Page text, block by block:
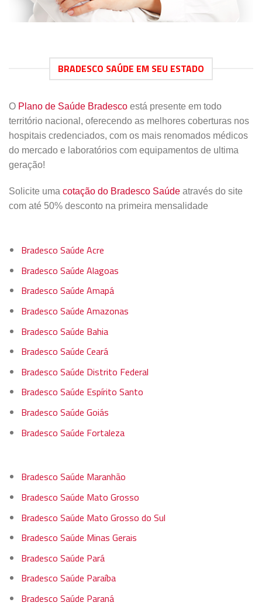
BRADESCO SAÚDE EM SEU ESTADO
O Plano de Saúde Bradesco está presente em todo
território nacional, oferecendo as melhores coberturas nos
hospitais credenciados, com os mais renomados médicos
do mercado e laboratórios com equipamentos de ultima
geração!
Solicite uma cotação do Bradesco Saúde através do site
com até 50% desconto na primeira mensalidade
Bradesco Saúde Acre
Bradesco Saúde Alagoas
Bradesco Saúde Amapá
Bradesco Saúde Amazonas
Bradesco Saúde Bahia
Bradesco Saúde Ceará
Bradesco Saúde Distrito Federal
Bradesco Saúde Espírito Santo
Bradesco Saúde Goiás
Bradesco Saúde Fortaleza
Bradesco Saúde Maranhão
Bradesco Saúde Mato Grosso
Bradesco Saúde Mato Grosso do Sul
Bradesco Saúde Minas Gerais
Bradesco Saúde Pará
Bradesco Saúde Paraíba
Bradesco Saúde Paraná